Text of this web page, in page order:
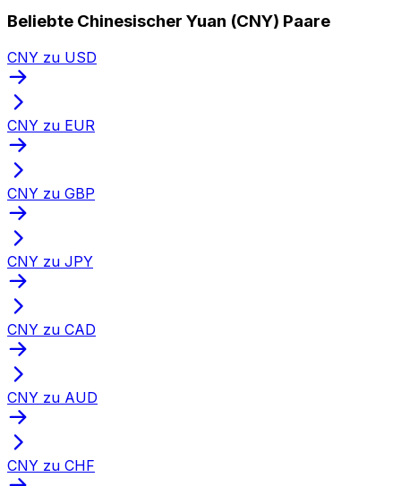
Beliebte Chinesischer Yuan (CNY) Paare
CNY zu USD
CNY zu EUR
CNY zu GBP
CNY zu JPY
CNY zu CAD
CNY zu AUD
CNY zu CHF